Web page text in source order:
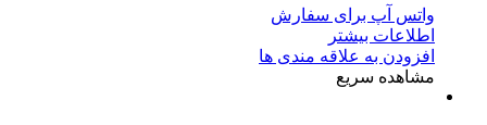
واتس آپ برای سفارش
اطلاعات بیشتر
افزودن به علاقه مندی ها
مشاهده سریع